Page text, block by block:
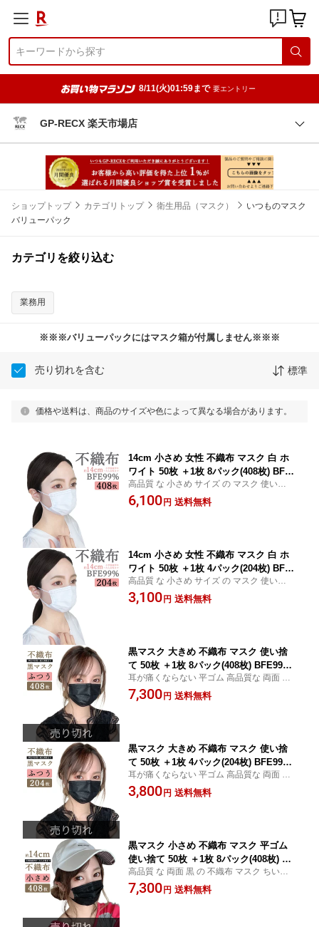
8/11(火)01:59まで 要エントリー
GP-RECX 楽天市場店
ショップトップ カテゴリトップ 衛生用品（マスク）
いつものマスク
バリューパック
カテゴリを絞り込む
業務用
※※※バリューパックにはマスク箱が付属しません※※※
売り切れを含む 標準
価格や送料は、商品のサイズや色によって異なる場合があります。
14cm 小さめ 女性 不織布 マスク 白 ホ
ワイト 50枚 ＋1枚 8パック(408枚) BFE9
9% 【 送料無料 】 使い捨て 学生 いつ
ものマスク
高品質 な 小さめ サイズ の マスク 使い捨て
不織布 レディース 大人 から 子供 まで使え
る ちいさめ 51枚 8パック(408枚)
6,100 円 送料無料
14cm 小さめ 女性 不織布 マスク 白 ホ
ワイト 50枚 ＋1枚 4パック(204枚) BFE9
9% 【 送料無料 】 使い捨て 学生 いつ
ものマスク
高品質 な 小さめ サイズ の マスク 使い捨て
不織布 レディース 大人 から 子供 まで使え
る ちいさめ 51枚 4パック(204枚)
3,100 円 送料無料
黒マスク 大きめ 不織布 マスク 使い捨
て 50枚 ＋1枚 8パック(408枚) BFE99%
【 送料無料 】 ブラック カラー いつも
の マスク 黒 メンズ ふつう かっこいい
耳が痛くならない 平ゴム 高品質な 両面 黒
マスク 不織 布 大きめ なので メンズ も使え
ます 51枚 8パック(408枚)
7,300 円 送料無料
黒マスク 大きめ 不織布 マスク 使い捨
て 50枚 ＋1枚 4パック(204枚) BFE99%
【 送料無料 】 ブラック カラー いつも
の マスク 黒 メンズ かっこいい ふつう?
耳が痛くならない 平ゴム 高品質な 両面 黒
マスク 不織 布 大きめ なので メンズ も使え
ます 51枚 4パック(204枚)
3,800 円 送料無料
黒マスク 小さめ 不織布 マスク 平ゴム
使い捨て 50枚 ＋1枚 8パック(408枚) BF
E 99% 女性 【 送料無料 】 レディース
小顔 ブラック おしゃれ いつものマスク
高品質 な 両面 黒 の 不織布 マスク ちいさ
め 子供 から 大人 まで使える 小さめ サイズ
51枚 8パック(408枚)
7,300 円 送料無料